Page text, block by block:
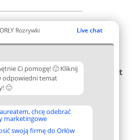
ORŁY Rozrywki Live chat
Ci pomogę! 🙂 Kliknij
odpowiedni temat
🙂
chcę odebrać
marketingowe
swoją firmę do Orłów
k.
Plebiscyt
Lista
Laureatów
Zasady
Regulamin
Kontakt